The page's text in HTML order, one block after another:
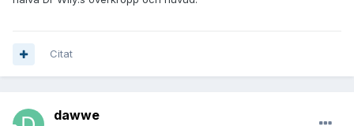
Citat
dawwe